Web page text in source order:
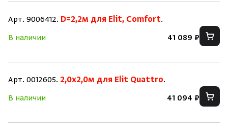
Арт. 9006412. D=2,2м для Elit, Comfort.
В наличии
41 089 ₽
Арт. 0012605. 2,0х2,0м для Elit Quattro.
В наличии
41 094 ₽